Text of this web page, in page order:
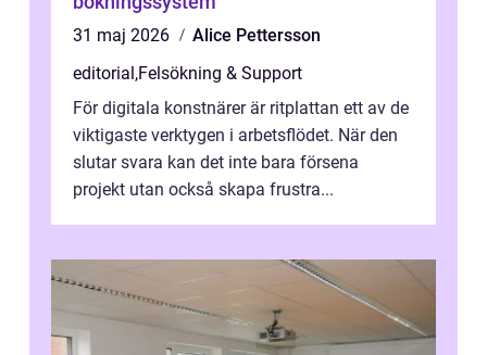
31 maj 2026
Alice Pettersson
editorial,Felsökning & Support
För digitala konstnärer är ritplattan ett av de
viktigaste verktygen i arbetsflödet. När den
slutar svara kan det inte bara försena
projekt utan också skapa frustra...